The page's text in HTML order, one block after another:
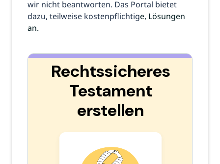
wir nicht beantworten. Das Portal bietet
dazu, teilweise kostenpflichtige, Lösungen
an.